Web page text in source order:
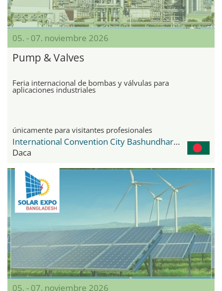
05. - 07. noviembre 2026
Pump & Valves
Feria internacional de bombas y válvulas para
aplicaciones industriales
únicamente para visitantes profesionales
International Convention City Bashundhara - ICCB
Daca
05. - 07. noviembre 2026